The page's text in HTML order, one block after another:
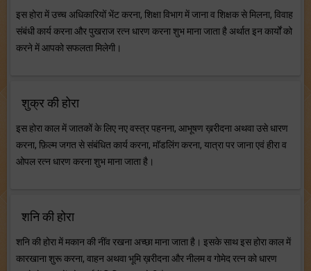
इस होरा में उच्च अधिकारियों भेंट करना, शिक्षा विभाग में जाना व शिक्षक से मिलना, विवाह
संबंधी कार्य करना और पुखराज रत्न धारण करना शुभ माना जाता है अर्थात इन कार्यों को
करने में आपको सफलता मिलेगी।
शुक्र की होरा
इस होरा काल में जातकों के लिए नए वस्त्र पहनना, आभूषण ख़रीदना अथवा उसे धारण
करना, फ़िल्म जगत से संबंधित कार्य करना, मॉडलिंग करना, यात्रा पर जाना एवं हीरा व
ओपल रत्न धारण करना शुभ माना जाता है।
शनि की होरा
शनि की होरा में मकान की नींव रखना अच्छा माना जाता है। इसके साथ इस होरा काल में
कारखाना शुरू करना, वाहन अथवा भूमि ख़रीदना और नीलम व गोमेद रत्न को धारण